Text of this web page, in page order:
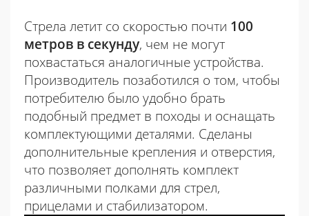
Стрела летит со скоростью почти 100
метров в секунду, чем не могут
похвастаться аналогичные устройства.
Производитель позаботился о том, чтобы
потребителю было удобно брать
подобный предмет в походы и оснащать
комплектующими деталями. Сделаны
дополнительные крепления и отверстия,
что позволяет дополнять комплект
различными полками для стрел,
прицелами и стабилизатором.